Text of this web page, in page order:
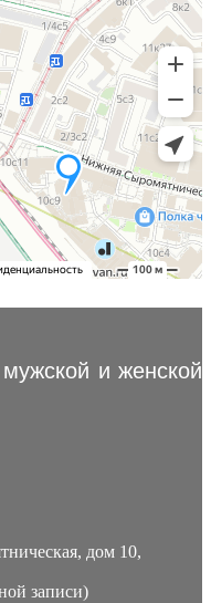
и женской
дом 10,
записи)